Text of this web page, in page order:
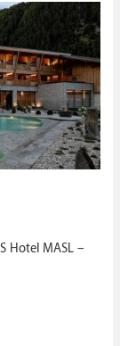
Hotel MASL –